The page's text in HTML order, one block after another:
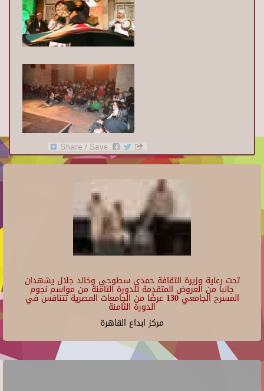
تحت رعاية وزيرة الثقافة حمدي سطوحي وخالد جلال يشهدان
جانبا من العروض المتقدمة للدورة الثامنة من مواسم نجوم
المسرح الجامعي 130 عرضًا من الجامعات المصرية تتنافس في
الدورة الثامنة
مركز ابداع القاهرة